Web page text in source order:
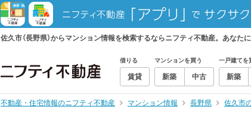
佐久市（長野県）からマンション情報を検索するならニフティ不動産。あなた
借りる
賃貸
マンションを買う
新築 中古
一戸建てを
新築
不動産・住宅情報のニフティ不動産 マンション情報 長野県 佐久市